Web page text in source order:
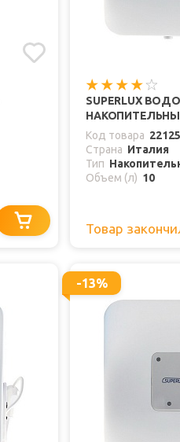
SUPERLUX
Код товара
Страна Италия
Тип
Объем (л) 10
Товар
-13%